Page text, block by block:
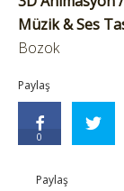
Müzik & Ses
Bozok
Paylaş
0
Paylaş